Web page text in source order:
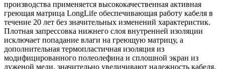
производства применяется высококачественная активная
греющая матрица LongLife обеспечивающая работу кабеля в
течение 20 лет без значительных изменений характеристик.
Плотная запрессовка нижнего слоя внутренней изоляции
исключает попадание влаги на греющую матрицу, а
дополнительная термопластичная изоляция из
модифицированного полеолефина и сплошной экран из
луженой меди, значительно увеличивают надежность кабеля.